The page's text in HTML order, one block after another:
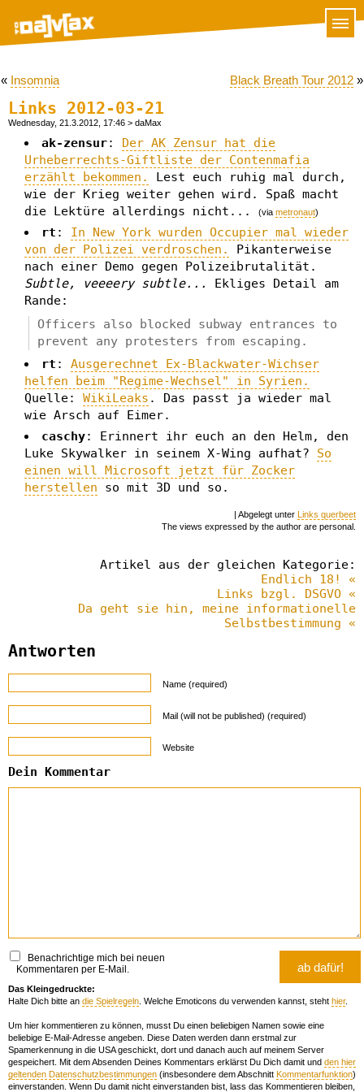
« Insomnia Black Breath Tour 2012 »
Links 2012-03-21
Wednesday, 21.3.2012, 17:46 > daMax
ak-zensur: Der AK Zensur hat die
Urheberrechts-Giftliste der Contenmafia
erzählt bekommen.
Lest euch ruhig mal durch,
wie der Krieg weiter gehen wird. Spaß macht
die Lektüre allerdings nicht...
(via metronaut)
rt : In New York wurden Occupier mal wieder
von der Polizei verdroschen.
Pikanterweise
nach einer Demo gegen Polizeibrutalität.
Subtle, veeeery subtle...
Ekliges Detail am
Rande:
Officers also blocked subway entrances to
prevent any protesters from escaping.
rt : Ausgerechnet Ex-Blackwater-Wichser
helfen beim "Regime-Wechsel" in Syrien.
Quelle: WikiLeaks . Das passt ja wieder mal
wie Arsch auf Eimer.
caschy: Erinnert ihr euch an den Helm, den
Luke Skywalker in seinem X-Wing aufhat? So
einen will Microsoft jetzt für Zocker
herstellen so mit 3D und so.
| Abgelegt unter Links querbeet
The views expressed by the author are personal.
Artikel aus der gleichen Kategorie:
Endlich 18! «
Links bzgl. DSGVO «
Da geht sie hin, meine informationelle
Selbstbestimmung «
Antworten
Name (required)
Mail (will not be published) (required)
Website
Dein Kommentar
Benachrichtige mich bei neuen
Kommentaren per E-Mail.
Das Kleingedruckte:
Halte Dich bitte an die Spielregeln . Welche Emoticons du verwenden kannst, steht hier.
Um hier kommentieren zu können, musst Du einen beliebigen Namen sowie eine
beliebige E-Mail-Adresse angeben. Diese Daten werden dann erstmal zur
Spamerkennung in die USA geschickt, dort und danach auch auf meinem Server
gespeichert. Mit dem Absenden Deines Kommentars erklärst Du Dich damit und den hier
geltenden Datenschutzbestimmungen (insbesondere dem Abschnitt Kommentarfunktion)
einverstanden. Wenn Du damit nicht einverstanden bist, lass das Kommentieren bleiben,